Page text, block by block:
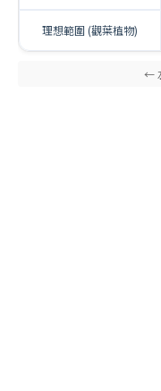
理想範圍 (觀葉植物)